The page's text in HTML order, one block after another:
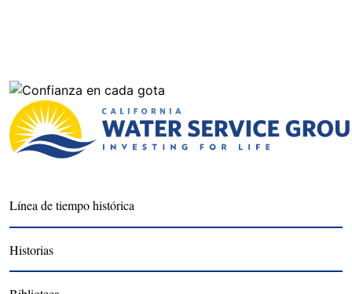
Línea de tiempo histórica
Historias